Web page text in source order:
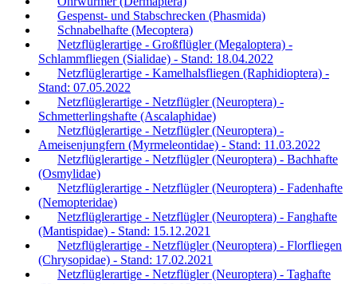
Gespenst- und Stabschrecken (Phasmida)
Schnabelhafte (Mecoptera)
Netzflüglerartige - Großflügler (Megaloptera) -
Schlammfliegen (Sialidae) - Stand: 18.04.2022
Netzflüglerartige - Kamelhalsfliegen (Raphidioptera) -
Stand: 07.05.2022
Netzflüglerartige - Netzflügler (Neuroptera) -
Schmetterlingshafte (Ascalaphidae)
Netzflüglerartige - Netzflügler (Neuroptera) -
Ameisenjungfern (Myrmeleontidae) - Stand: 11.03.2022
Netzflüglerartige - Netzflügler (Neuroptera) - Bachhafte
(Osmylidae)
Netzflüglerartige - Netzflügler (Neuroptera) - Fadenhafte
(Nemopteridae)
Netzflüglerartige - Netzflügler (Neuroptera) - Fanghafte
(Mantispidae) - Stand: 15.12.2021
Netzflüglerartige - Netzflügler (Neuroptera) - Florfliegen
(Chrysopidae) - Stand: 17.02.2021
Netzflüglerartige - Netzflügler (Neuroptera) - Taghafte